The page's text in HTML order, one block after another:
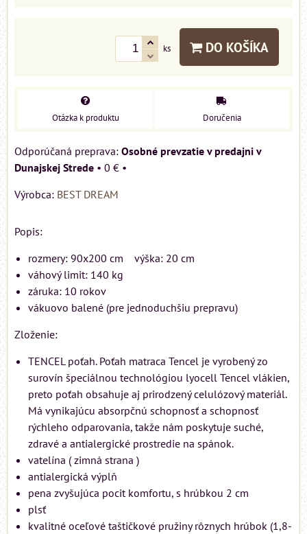
ks DO KOŠÍKA
Otázka k produktu Doručenia
Osobné prevzatie v predajni v
Dunajskej Strede • 0 € •
Výrobca: BEST DREAM
Popis:
rozmery: 90x200 cm výška: 20 cm
váhový limit: 140 kg
záruka: 10 rokov
vákuovo balené (pre jednoduchšiu prepravu)
Zloženie:
TENCEL poťah. Poťah matraca Tencel je vyrobený zo
surovín špeciálnou technológiou lyocell Tencel vlákien,
preto poťah obsahuje aj prirodzený celulózový materiál.
Má vynikajúcu absorpčnú schopnosť a schopnosť
rýchleho odparovania, takže nám poskytuje suché,
zdravé a antialergické prostredie na spánok.
vatelína ( zimná strana )
antialergická výplň
pena zvyšujúca pocit komfortu, s hrúbkou 2 cm
plsť
kvalitné oceľové taštičkové pružiny rôznych hrúbok (1,8-